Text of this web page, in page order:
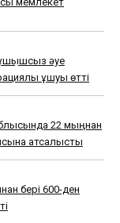
әуе
ұшуы өтті
22 мыңнан
атсалысты
бері 600-ден